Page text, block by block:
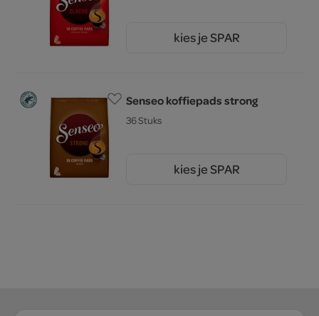
kies je SPAR
Senseo koffiepads strong
36 Stuks
kies je SPAR